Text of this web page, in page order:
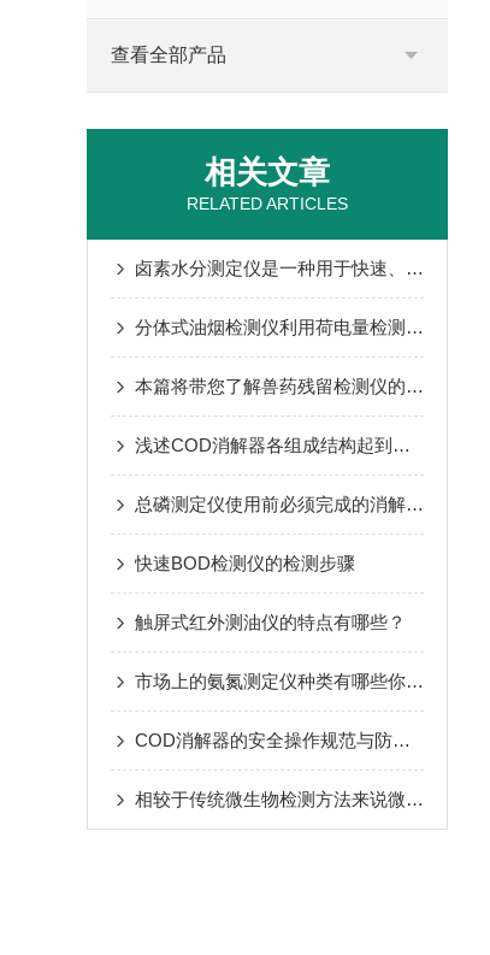
查看全部产品
相关文章
RELATED ARTICLES
卤素水分测定仪是一种用于快速、准确测量样品中水分含量的仪器
分体式油烟检测仪利用荷电量检测原理测试饮食油烟排放浓度
本篇将带您了解兽药残留检测仪的性能有哪些吧
浅述COD消解器各组成结构起到的作用
总磷测定仪使用前必须完成的消解预处理
快速BOD检测仪的检测步骤
触屏式红外测油仪的特点有哪些？
市场上的氨氮测定仪种类有哪些你知道么
COD消解器的安全操作规范与防护措施详解
相较于传统微生物检测方法来说微生物快速检测系统有哪些技术呢